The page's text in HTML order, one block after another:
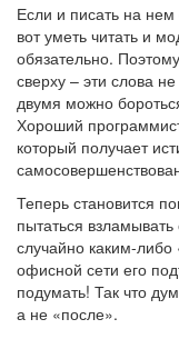
Если и писать на
вот уметь читать и
обязательно.
сверху – эти слова
двумя можно
Хороший
который получает
Теперь становится
пытаться
случайно каким-
офисной сети его
подумать! Так что
а не «после».